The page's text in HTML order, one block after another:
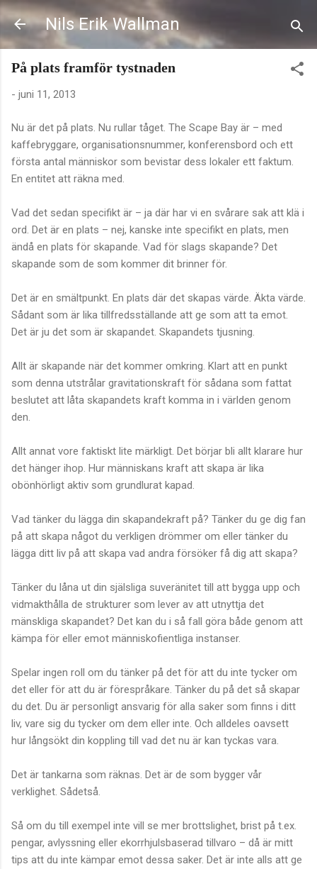
Fortsätt till huvudinnehåll
Nils Erik Wallman
På plats framför tystnaden
- juni 11, 2013
Nu är det på plats. Nu rullar tåget. The Scape Bay är – med
kaffebryggare, organisationsnummer, konferensbord och ett
första antal människor som bevistar dess lokaler ett faktum.
En entitet att räkna med.
Vad det sedan specifikt är – ja där har vi en svårare sak att klä i
ord. Det är en plats – nej, kanske inte specifikt en plats, men
ändå en plats för skapande. Vad för slags skapande? Det
skapande som de som kommer dit brinner för.
Det är en smältpunkt. En plats där det skapas värde. Äkta värde.
Sådant som är lika tillfredsställande att ge som att ta emot.
Det är ju det som är skapandet. Skapandets tjusning.
Allt är skapande när det kommer omkring. Klart att en punkt
som denna utstrålar gravitationskraft för sådana som fattat
beslutet att låta skapandets kraft komma in i världen genom
den.
Allt annat vore faktiskt lite märkligt. Det börjar bli allt klarare hur
det hänger ihop. Hur människans kraft att skapa är lika
obönhörligt aktiv som grundlurat kapad.
Vad tänker du lägga din skapandekraft på? Tänker du ge dig fan
på att skapa något du verkligen drömmer om eller tänker du
lägga ditt liv på att skapa vad andra försöker få dig att skapa?
Tänker du låna ut din själsliga suveränitet till att bygga upp och
vidmakthålla de strukturer som lever av att utnyttja det
mänskliga skapandet? Det kan du i så fall göra både genom att
kämpa för eller emot människofientliga instanser.
Spelar ingen roll om du tänker på det för att du inte tycker om
det eller för att du är förespråkare. Tänker du på det så skapar
du det. Du är personligt ansvarig för alla saker som finns i ditt
liv, vare sig du tycker om dem eller inte. Och alldeles oavsett
hur långsökt din koppling till vad det nu är kan tyckas vara.
Det är tankarna som räknas. Det är de som bygger vår
verklighet. Sådetså.
Så om du till exempel inte vill se mer brottslighet, brist på t.ex.
pengar, avlyssning eller ekorrhjulsbaserad tillvaro – då är mitt
tips att du inte kämpar emot dessa saker. Det är inte alls att ge